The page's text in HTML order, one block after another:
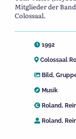
Mitglieder der
Colossaal.
1992
Colossaal
Bild,
Musik
Roland,
Roland,